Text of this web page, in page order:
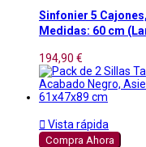
Sinfonier 5
Medidas: 60 cm
194,90 €
 Vista rápida
Compra Ahora